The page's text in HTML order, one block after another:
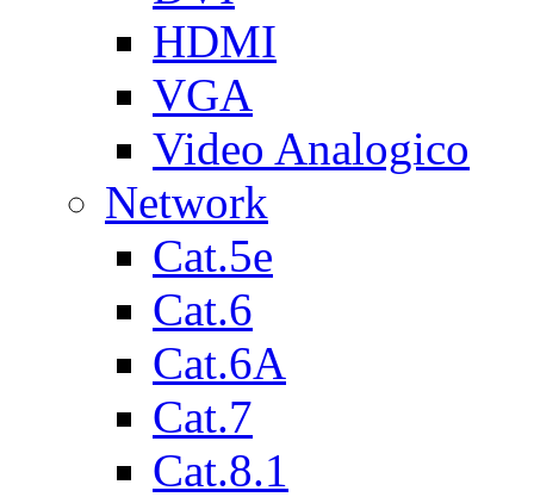
HDMI
VGA
Video Analogico
Network
Cat.5e
Cat.6
Cat.6A
Cat.7
Cat.8.1